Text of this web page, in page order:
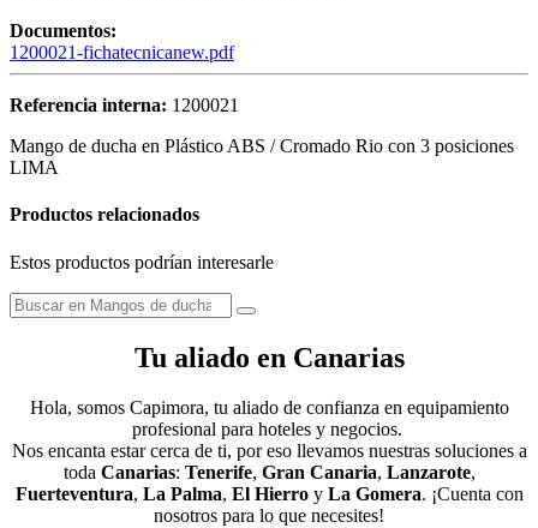
Documentos:
1200021-fichatecnicanew.pdf
Referencia interna: 1200021
Mango de ducha en Plástico ABS / Cromado Rio con 3 posiciones
LIMA
Productos relacionados
Estos productos podrían interesarle
Tu aliado en Canarias
Hola, somos Capimora, tu aliado de confianza en equipamiento
profesional para hoteles y negocios.
Nos encanta estar cerca de ti, por eso llevamos nuestras soluciones a
toda Canarias: Tenerife, Gran Canaria, Lanzarote,
Fuerteventura, La Palma, El Hierroy La Gomera. ¡Cuenta con
nosotros para lo que necesites!